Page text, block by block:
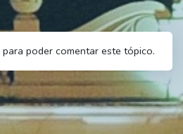
para poder comentar este tópico.